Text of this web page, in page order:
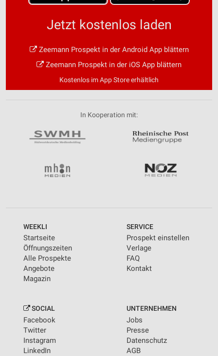
Jetzt kostenlos laden
Zeemann Prospekt in der Android App blättern
Zeemann Prospekt in der iOS App blättern
Kostenlos im App Store erhältlich
In Kooperation mit:
WEEKLI
Startseite
Öffnungszeiten
Alle Prospekte
Angebote
Magazin
SERVICE
Prospekt einstellen
Verlage
FAQ
Kontakt
SOCIAL
Facebook
Twitter
Instagram
LinkedIn
UNTERNEHMEN
Jobs
Presse
Datenschutz
AGB